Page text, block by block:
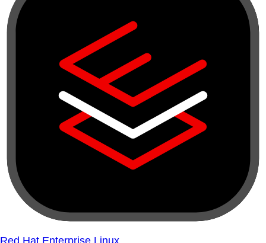
Red Hat Enterprise Linux